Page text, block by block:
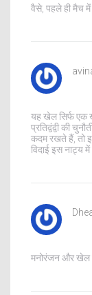
वैसे, पहले ही मैच में
यह खेल सिर्फ एक
प्रतिद्वंद्वी की
कदम रखते हैं, तो
विदाई इस नाट्य में
मनोरंजन और खेल